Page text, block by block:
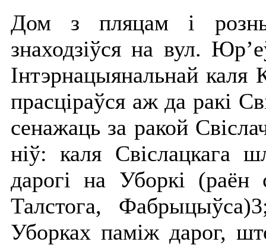
Дом з пляцам і
знаходзіўся на вул.
Інтэрнацыянальнай
прасціраўся аж да ракі
сенажаць за ракой
ніў: каля Свіслацкага
дарогі на Уборкі (раён
Талстога,
Уборках паміж дарог,